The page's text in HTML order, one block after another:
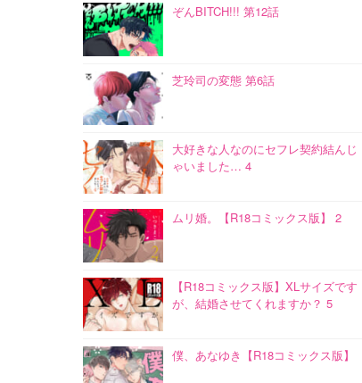
ぞんBITCH!!! 第12話
芝玲司の変態 第6話
大好きな人なのにセフレ契約結んじ
ゃいました… 4
ムリ婚。【R18コミックス版】 2
【R18コミックス版】XLサイズです
が、結婚させてくれますか？ 5
僕、あなゆき【R18コミックス版】